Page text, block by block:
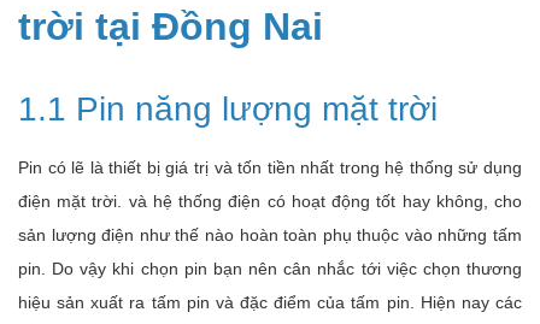
trời tại Đồng Nai
1.1 Pin năng lượng mặt trời
Pin có lẽ là thiết bị giá trị và tốn tiền nhất trong hệ thống sử dụng
điện mặt trời. và hệ thống điện có hoạt động tốt hay không, cho
sản lượng điện như thế nào hoàn toàn phụ thuộc vào những tấm
pin. Do vậy khi chọn pin bạn nên cân nhắc tới việc chọn thương
hiệu sản xuất ra tấm pin và đặc điểm của tấm pin. Hiện nay các